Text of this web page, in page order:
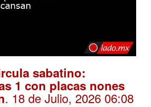
sabatino:
1 con placas nones
. 18 de Julio, 2026 06:08